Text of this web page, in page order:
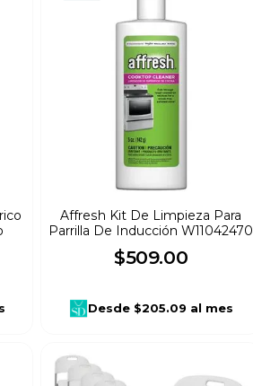
Affresh Kit De Limpieza Para
Parrilla De Inducción W11042470
$509.00
Desde$205.09 al mes